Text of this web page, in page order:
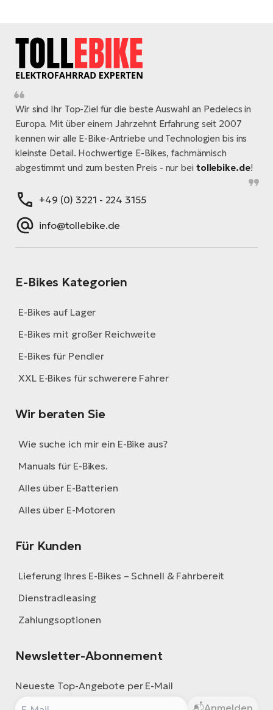
Wir sind Ihr Top-Ziel für die beste Auswahl an Pedelecs in
Europa. Mit über einem Jahrzehnt Erfahrung seit 2007
kennen wir alle E-Bike-Antriebe und Technologien bis ins
kleinste Detail. Hochwertige E-Bikes, fachmännisch
abgestimmt und zum besten Preis - nur bei tollebike.de!
+49 (0) 3221 - 224 3155
info@tollebike.de
E-Bikes Kategorien
E-Bikes auf Lager
E-Bikes mit großer Reichweite
E-Bikes für Pendler
XXL E-Bikes für schwerere Fahrer
Wir beraten Sie
Wie suche ich mir ein E-Bike aus?
Manuals für E-Bikes.
Alles über E-Batterien
Alles über E-Motoren
Für Kunden
Lieferung Ihres E-Bikes – Schnell & Fahrbereit
Dienstradleasing
Zahlungsoptionen
Newsletter-Abonnement
Neueste Top-Angebote per E-Mail